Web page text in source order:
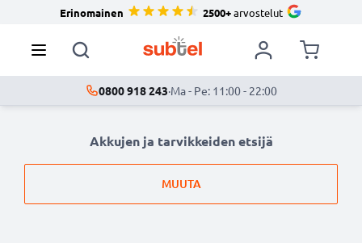
Erinomainen 2500+arvostelut
0800 918 243·Ma - Pe: 11:00 - 22:00
Akkujen ja tarvikkeiden etsijä
MUUTA